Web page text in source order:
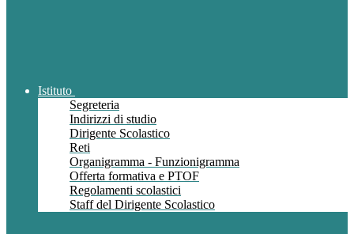
Istituto
Segreteria
Indirizzi di studio
Dirigente Scolastico
Reti
Organigramma - Funzionigramma
Offerta formativa e PTOF
Regolamenti scolastici
Staff del Dirigente Scolastico